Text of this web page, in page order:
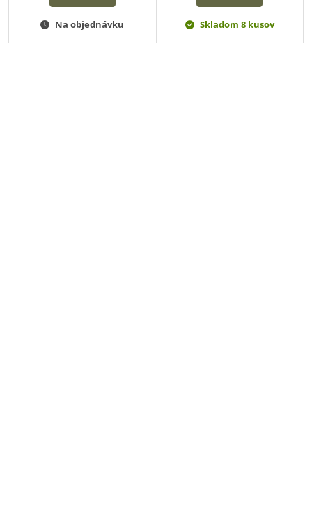
Na objednávku Skladom 8 kusov